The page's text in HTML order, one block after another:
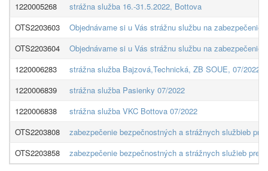
1220005268
strážna služba 16.-31.5.2022, Bottova
OTS2203603
Objednávame si u Vás strážnu službu na
OTS2203604
Objednávame si u Vás strážnu službu na
1220006283
strážna služba Bajzová,Technická, ZB SOUE, 07/2022
1220006839
strážna služba Pasienky 07/2022
1220006838
strážna služba VKC Bottova 07/2022
OTS2203808
zabezpečenie bezpečnostných a strážnych službieb
OTS2203858
zabezpečenie bezpečnostných a strážnych služieb pre